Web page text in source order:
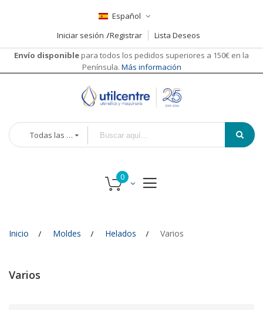
Español
Iniciar sesión
Registrar
Lista Deseos
Envío disponible para todos los pedidos superiores a 150€ en la
Península. Más información
Todas las categorías
Inicio Moldes Helados Varios
Varios